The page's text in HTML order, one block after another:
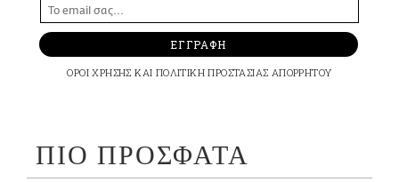
ΕΓΓΡΑΦΗ
ΟΡΟΙ ΧΡΗΣΗΣ ΚΑΙ ΠΟΛΙΤΙΚΗ ΠΡΟΣΤΑΣΙΑΣ ΑΠΟΡΡΗΤΟΥ
ΠΙΟ ΠΡΟΣΦΑΤΑ